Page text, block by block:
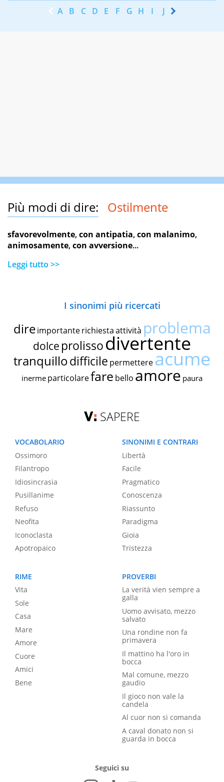
A B C D E F G H I J K
Più modi di dire: Ostilmente
sfavorevolmente,con antipatia,con malanimo,
animosamente,con avversione...
Leggi tutto >>
I sinonimi più ricercati
dire importante richiestaattività problema
dolce prolissodivertente
tranquillodifficile permettereacume
inerme particolarefare bello amore paura
SAPERE
VOCABOLARIO
Ossimoro
Filantropo
Idiosincrasia
Pusillanime
Refuso
Neofita
Iconoclasta
Apotropaico
SINONIMI E CONTRARI
Libertà
Facile
Pragmatico
Conoscenza
Riassunto
Paradigma
Gioia
Tristezza
RIME
Vita
Sole
Casa
Mare
Amore
Cuore
Amici
Bene
PROVERBI
La verità vien sempre a
galla
Uomo avvisato, mezzo
salvato
Una rondine non fa
primavera
Il mattino ha l'oro in
bocca
Mal comune, mezzo
gaudio
Il gioco non vale la
candela
Al cuor non si comanda
A caval donato non si
guarda in bocca
Seguici su